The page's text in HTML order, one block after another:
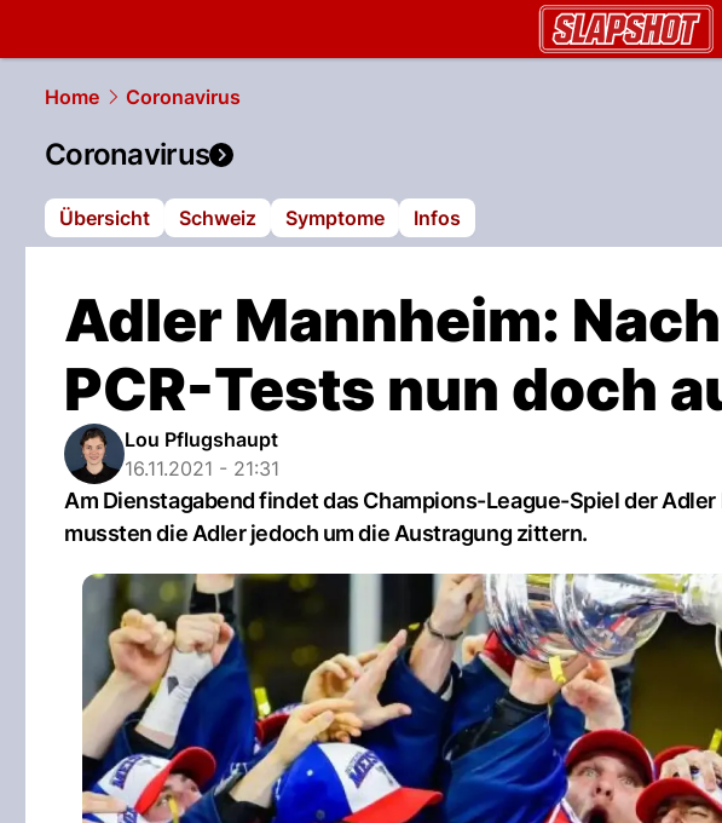
slapshot.NAU.ch
Home
Coronavirus
Coronavirus
Übersicht Schweiz Symptome Infos
Adler Mannheim:
PCR-Tests nun doch
Lou Pflugshaupt
16.11.2021 - 21:31
Am Dienstagabend findet das Champions-League-Spiel der
mussten die Adler jedoch um die Austragung zittern.